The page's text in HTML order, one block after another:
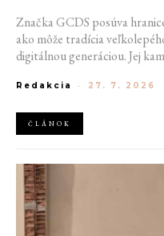
Značka GCDS posúva
ako môže tradícia
digitálnou generáciou. Jej
spôsob, akým dnes módu
trendy a vytvárať autentické
prostredím a každodenným
Redakcia - 27. 7. 2026
ČLÁNOK